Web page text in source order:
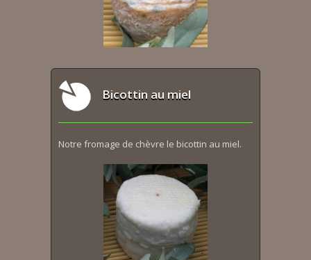
Bicottin au miel
Notre fromage de chèvre le bicottin au miel.